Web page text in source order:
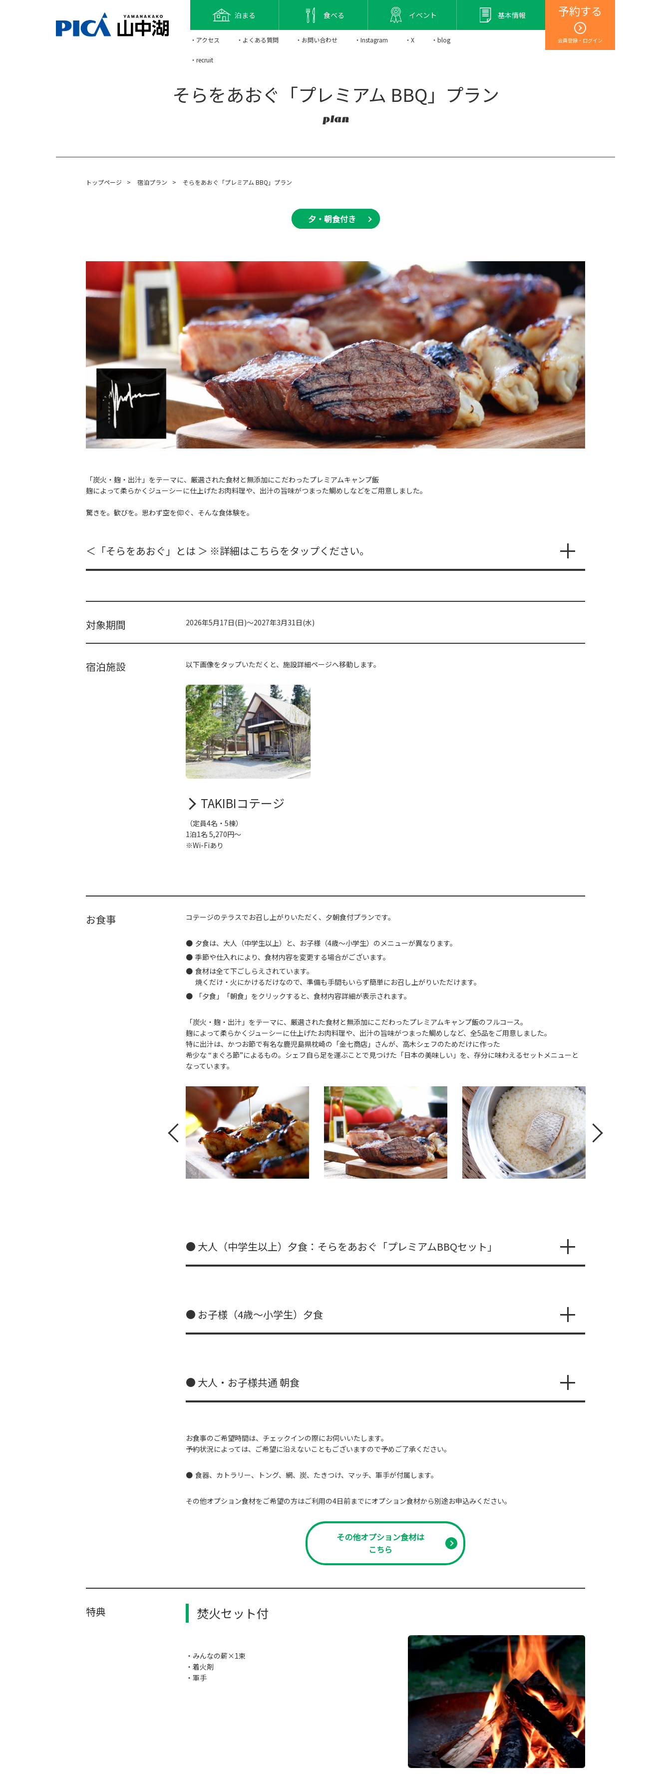
予約する
会員登録・ログイン
泊まる 食べる イベント 基本情報
・アクセス ・よくある質問 ・お問い合わせ ・Instagram ・X ・blog
・recruit
そらをあおぐ「プレミアム BBQ」プラン
plan
トップページ > 宿泊プラン > そらをあおぐ「プレミアム BBQ」プラン
夕・朝食付き
「炭火・麹・出汁」をテーマに、厳選された⾷材と無添加にこだわったプレミアムキャンプ飯
麹によって柔らかくジューシーに仕上げたお⾁料理や、出汁の旨味がつまった鯛めしなどをご用意しました。
驚きを。歓びを。思わず空を仰ぐ、そんな⾷体験を。
＜「そらをあおぐ」とは ＞ ※詳細はこちらをタップください。
対象期間 2026年5月17日(日)～2027年3月31日(水)
宿泊施設 以下画像をタップいただくと、施設詳細ページへ移動します。
TAKIBIコテージ
（定員4名・5棟）
1泊1名 5,270円～
※Wi-Fiあり
お食事 コテージのテラスでお召し上がりいただく、夕朝食付プランです。
夕食は、大人（中学生以上）と、お子様（4歳～小学生）のメニューが異なります。
季節や仕入れにより、食材内容を変更する場合がございます。
食材は全て下ごしらえされています。
焼くだけ・火にかけるだけなので、準備も⼿間もいらず簡単にお召し上がりいただけます。
「夕食」「朝食」をクリックすると、食材内容詳細が表示されます。
「炭火・麹・出汁」をテーマに、厳選された⾷材と無添加にこだわったプレミアムキャンプ飯のフルコース。
麹によって柔らかくジューシーに仕上げたお⾁料理や、出汁の旨味がつまった鯛めしなど、全5品をご⽤意しました。
特に出汁は、かつお節で有名な⿅児島県枕崎の「⾦七商店」さんが、高木シェフのためだけに作った
希少な “まぐろ節”によるもの。シェフ自ら足を運ぶことで⾒つけた「日本の美味しい」を、存分に味わえるセットメニューと
なっています。
● 大人（中学生以上）夕食：そらをあおぐ「プレミアムBBQセット」
● お子様（4歳～小学生）夕食
● 大人・お子様共通 朝食
お食事のご希望時間は、チェックインの際にお伺いいたします。
予約状況によっては、ご希望に沿えないこともございますので予めご了承ください。
食器、カトラリー、トング、網、炭、たきつけ、マッチ、軍手が付属します。
その他オプション食材をご希望の方はご利用の4日前までにオプション食材から別途お申込みください。
その他オプション食材は
こちら
特典 焚火セット付
・みんなの薪×1束
・着火剤
・軍手